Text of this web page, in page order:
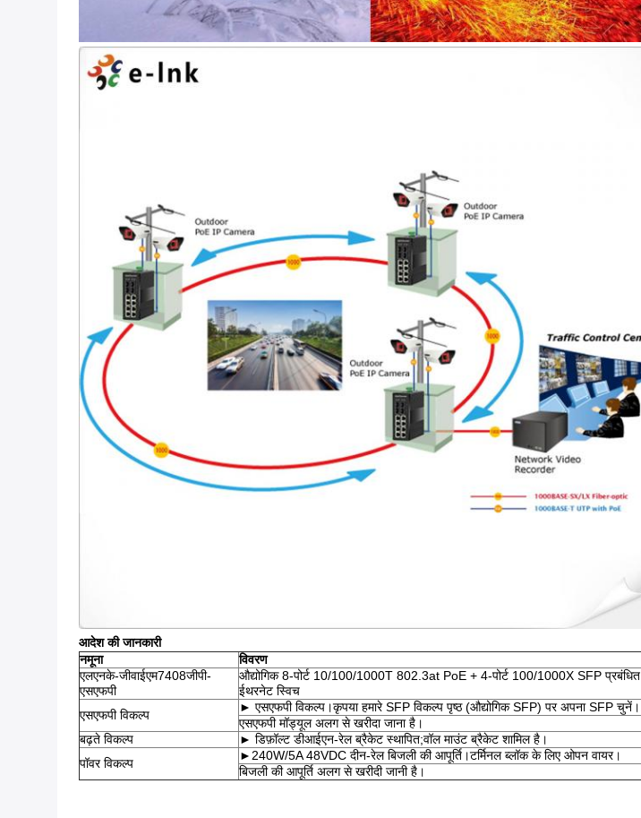
आदेश की जानकारी
नमूना
विवरण
एलएनके-जीवाईएम7408जीपी-
एसएफपी
औद्योगिक 8-पोर्ट 10/100/1000T 802.3at PoE + 4-पोर्ट 100/1000X SFP प्रबंधित
ईथरनेट स्विच
एसएफपी विकल्प
► एसएफपी विकल्प।कृपया हमारे SFP विकल्प पृष्ठ (औद्योगिक SFP) पर अपना SFP चुनें।
एसएफपी मॉड्यूल अलग से खरीदा जाना है।
बढ़ते विकल्प
► डिफ़ॉल्ट डीआईएन-रेल ब्रैकेट स्थापित;वॉल माउंट ब्रैकेट शामिल है।
पॉवर विकल्प
►240W/5A 48VDC दीन-रेल बिजली की आपूर्ति।टर्मिनल ब्लॉक के लिए ओपन वायर।
बिजली की आपूर्ति अलग से खरीदी जानी है।